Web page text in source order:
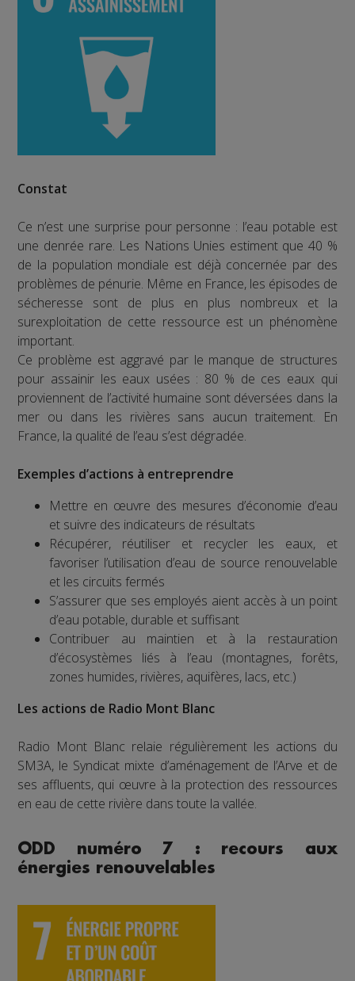
Constat
Ce n’est une surprise pour personne : l’eau potable est
une denrée rare. Les Nations Unies estiment que 40 %
de la population mondiale est déjà concernée par des
problèmes de pénurie. Même en France, les épisodes de
sécheresse sont de plus en plus nombreux et la
surexploitation de cette ressource est un phénomène
important.
Ce problème est aggravé par le manque de structures
pour assainir les eaux usées : 80 % de ces eaux qui
proviennent de l’activité humaine sont déversées dans la
mer ou dans les rivières sans aucun traitement. En
France, la qualité de l’eau s’est dégradée.
Exemples d’actions à entreprendre
Mettre en œuvre des mesures d’économie d’eau
et suivre des indicateurs de résultats
Récupérer, réutiliser et recycler les eaux, et
favoriser l’utilisation d’eau de source renouvelable
et les circuits fermés
S’assurer que ses employés aient accès à un point
d’eau potable, durable et suffisant
Contribuer au maintien et à la restauration
d’écosystèmes liés à l’eau (montagnes, forêts,
zones humides, rivières, aquifères, lacs, etc.)
Les actions de Radio Mont Blanc
Radio Mont Blanc relaie régulièrement les actions du
SM3A, le Syndicat mixte d’aménagement de l’Arve et de
ses affluents, qui œuvre à la protection des ressources
en eau de cette rivière dans toute la vallée.
ODD numéro 7 : recours aux
énergies renouvelables